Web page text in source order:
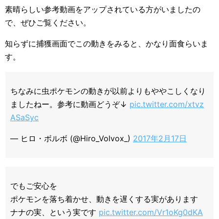
素晴らしい参考動画をアップされている方がいましたの
で、ぜひご覧ください。
知らずに捕獲画面でこの動きをみると、かなり面食らいま
す。
ちなみに虫ポケモンの動きが以前よりもややこしくなり
ましたねー。参考に動画どうぞ↓ pic.twitter.com/xtvz
ASaSyc
— ヒロ・ボルボ (@Hiro_Volvox_) 2017年2月17日
でもご安心を
ポケモンを落ち着かせ、動きを遅くする実があります
ナナの実、という実です pic.twitter.com/Vr1oKg0dKA